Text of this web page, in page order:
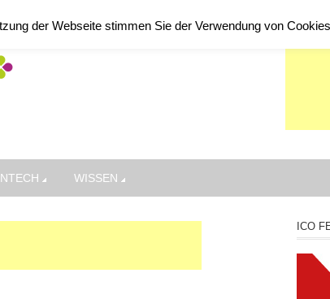
WISSEN
ICO
der Webseite stimmen Sie der Verwendung von